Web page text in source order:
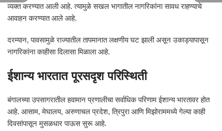
व्यक्त करण्यात आली आहे. त्यामुळे सखल भागातील नागरिकांना सावध राहण्याचे
आवाहन करण्यात आले आहे.
दरम्यान, पावसामुळे राज्यातील तापमानात लक्षणीय घट झाली असून उकाड्यापासून
नागरिकांना काहीसा दिलासा मिळाला आहे.
ईशान्य भारतात पूरसदृश परिस्थिती
बंगालच्या उपसागरातील हवामान प्रणालीचा सर्वाधिक परिणाम ईशान्य भारतावर होत
आहे. आसाम, मेघालय, अरुणाचल प्रदेश, त्रिपुरा आणि मिझोराममध्ये गेल्या काही
दिवसांपासून मुसळधार पाऊस सुरू आहे.